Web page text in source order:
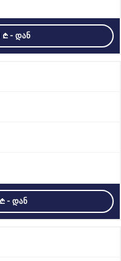
- ᲓᲐᲜ
- ᲓᲐᲜ